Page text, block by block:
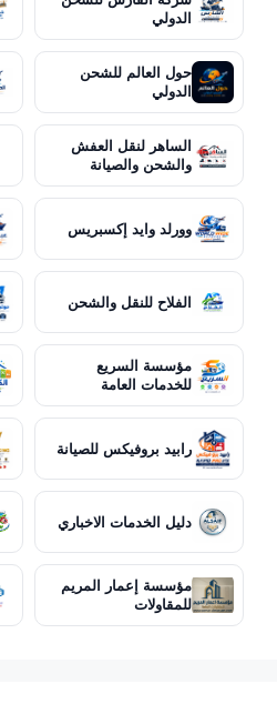
الدولي
حول العالم للشحن
الدولي
الساهر لنقل العفش
والشحن والصيانة
وورلد وايد إكسبريس
الفلاح للنقل والشحن
مؤسسة السريع
للخدمات العامة
رابيد بروفيكس للصيانة
دليل الخدمات الاخباري
مؤسسة إعمار المريم
للمقاولات